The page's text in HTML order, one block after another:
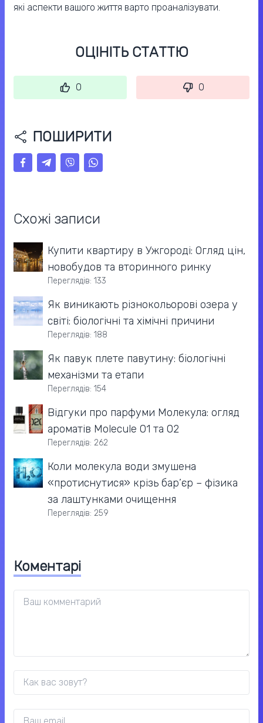
які аспекти вашого життя варто проаналізувати.
ОЦІНІТЬ СТАТТЮ
0 0
ПОШИРИТИ
Схожі записи
Купити квартиру в Ужгороді: Огляд цін,
новобудов та вторинного ринку
Переглядів: 133
Як виникають різнокольорові озера у
світі: біологічні та хімічні причини
Переглядів: 188
Як павук плете павутину: біологічні
механізми та етапи
Переглядів: 154
Відгуки про парфуми Молекула: огляд
ароматів Molecule 01 та 02
Переглядів: 262
Коли молекула води змушена
«протиснутися» крізь бар’єр – фізика
за лаштунками очищення
Переглядів: 259
Коментарі